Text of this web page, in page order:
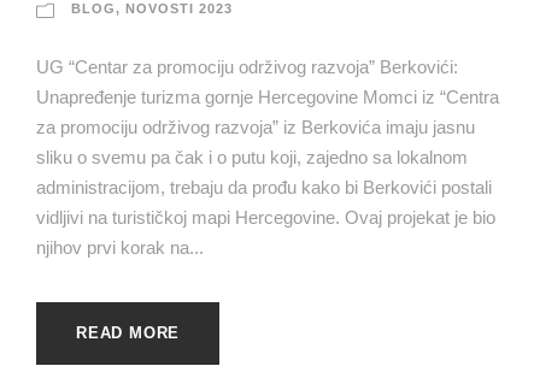
BLOG, NOVOSTI 2023
UG “Centar za promociju održivog razvoja” Berkovići:
Unapređenje turizma gornje Hercegovine Momci iz “Centra
za promociju održivog razvoja” iz Berkovića imaju jasnu
sliku o svemu pa čak i o putu koji, zajedno sa lokalnom
administracijom, trebaju da prođu kako bi Berkovići postali
vidljivi na turističkoj mapi Hercegovine. Ovaj projekat je bio
njihov prvi korak na...
READ MORE